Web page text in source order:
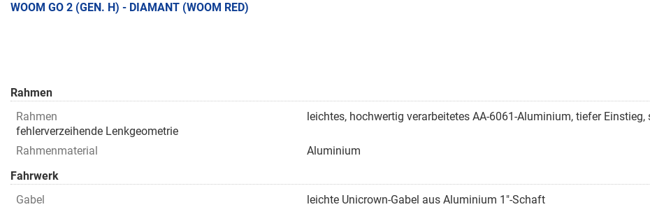
WOOM GO 2 (GEN. H) - DIAMANT (WOOM RED)
Rahmen
Rahmen
leichtes, hochwertig verarbeitetes AA-6061-Aluminium, tiefer
fehlerverzeihende Lenkgeometrie
Rahmenmaterial
Aluminium
Fahrwerk
Gabel
leichte Unicrown-Gabel aus Aluminium 1"-Schaft